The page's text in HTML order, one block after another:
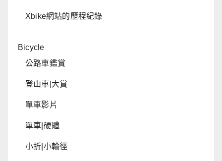
Xbike網站的歷程紀錄
Bicycle
公路車鑑賞
登山車|大賞
單車影片
單車|硬體
小折|小輪徑